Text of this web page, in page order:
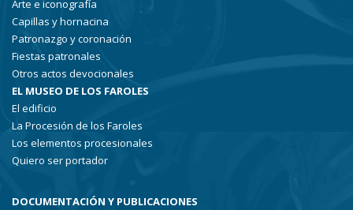
Arte e iconografía
Capillas y hornacina
Patronazgo y coronación
Fiestas patronales
Otros actos devocionales
EL MUSEO DE LOS FAROLES
El edificio
La Procesión de los Faroles
Los elementos procesionales
Quiero ser portador
DOCUMENTACIÓN Y PUBLICACIONES